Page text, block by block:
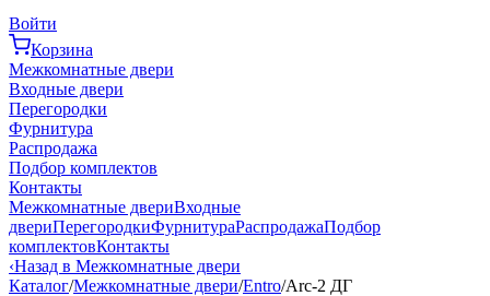
Войти
Корзина
Межкомнатные двери
Входные двери
Перегородки
Фурнитура
Распродажа
Подбор комплектов
Контакты
Межкомнатные двериВходные
двериПерегородкиФурнитураРаспродажаПодбор
комплектовКонтакты
‹Назад в Межкомнатные двери
Каталог/Межкомнатные двери/Entro/Arc-2 ДГ